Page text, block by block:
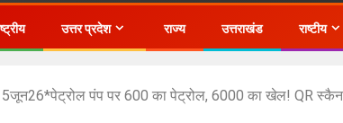
उत्तर प्रदेश राज्य उत्तराखंड राष्टीय
पंप पर 600 का पेट्रोल, 6000 का खेल! QR स्कैन